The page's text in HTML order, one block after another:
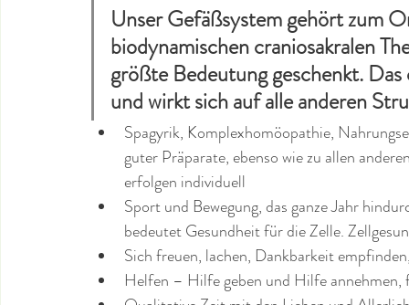
Unser Gefäßsystem gehört zum
biodynamischen craniosakralen
größte Bedeutung geschenkt.
und wirkt sich auf alle anderen
Spagyrik, Komplexhomöopathie,
guter Präparate, ebenso wie zu allen
erfolgen individuell
Sport und Bewegung, das ganze Jahr
bedeutet Gesundheit für die Zelle.
Sich freuen, lachen, Dankbarkeit
Helfen – Hilfe geben und Hilfe annehmen,